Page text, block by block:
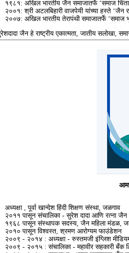
१९८१: अखिल भारतीय जैन समाजातर्फे ‘समाज
२००१: श्री अटलबिहारी वाजपेयी यांच्या हस्ते ‘जैन
२००७: अखिल भारतीय तेरापंथी समाजातर्फे ‘समाज
जैन हे राष्ट्रीय एकात्मता, जातीय सलोखा,
अध्यक्षा , पूर्वा खान्देश हिंदी शिक्षण संस्था, जळगाव
२०११ पासून संचालिका - सुरेश दादा आणि रत्ना
१९६८ पासून संस्थापक सदस्य, जैन महिला मंडळ,
२०१० पासून विश्वस्त, श्रमण आरोग्यम फाउंडेशन
२००९ - २०१४ : अध्यक्षा - रुस्तमजी इंग्लिश
२००९ - २०१५ : संचालिका - महावीर सहकारी बँक